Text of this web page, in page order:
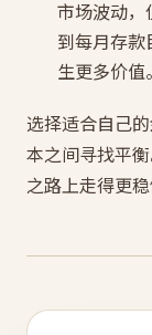
市场波动，
到每月存款
生更多价值。
选择适合自己
本之间寻找平
之路上走得更稳